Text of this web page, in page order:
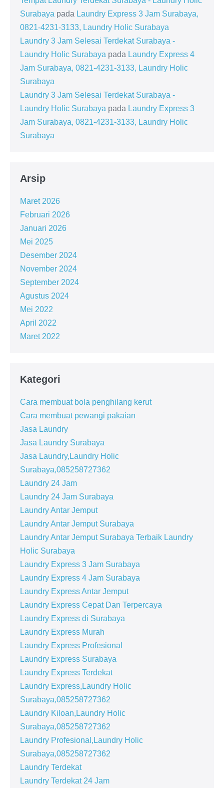
Surabaya pada Laundry Express 3 Jam Surabaya,
0821-4231-3133, Laundry Holic Surabaya
Laundry 3 Jam Selesai Terdekat Surabaya -
Laundry Holic Surabaya pada Laundry Express 4
Jam Surabaya, 0821-4231-3133, Laundry Holic
Surabaya
Laundry 3 Jam Selesai Terdekat Surabaya -
Laundry Holic Surabaya pada Laundry Express 3
Jam Surabaya, 0821-4231-3133, Laundry Holic
Surabaya
Arsip
Maret 2026
Februari 2026
Januari 2026
Mei 2025
Desember 2024
November 2024
September 2024
Agustus 2024
Mei 2022
April 2022
Maret 2022
Kategori
Cara membuat bola penghilang kerut
Cara membuat pewangi pakaian
Jasa Laundry
Jasa Laundry Surabaya
Jasa Laundry,Laundry Holic
Surabaya,085258727362
Laundry 24 Jam
Laundry 24 Jam Surabaya
Laundry Antar Jemput
Laundry Antar Jemput Surabaya
Laundry Antar Jemput Surabaya Terbaik Laundry
Holic Surabaya
Laundry Express 3 Jam Surabaya
Laundry Express 4 Jam Surabaya
Laundry Express Antar Jemput
Laundry Express Cepat Dan Terpercaya
Laundry Express di Surabaya
Laundry Express Murah
Laundry Express Profesional
Laundry Express Surabaya
Laundry Express Terdekat
Laundry Express,Laundry Holic
Surabaya,085258727362
Laundry Kiloan,Laundry Holic
Surabaya,085258727362
Laundry Profesional,Laundry Holic
Surabaya,085258727362
Laundry Terdekat
Laundry Terdekat 24 Jam